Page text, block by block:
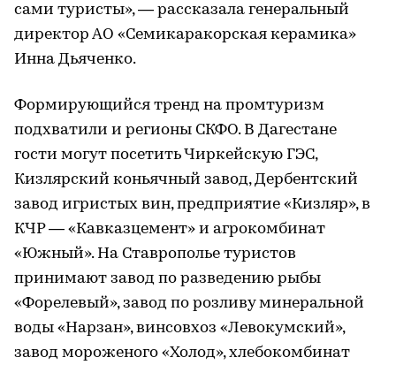
сами туристы», — рассказала генеральный
директор АО «Семикаракорская керамика»
Инна Дьяченко.
Формирующийся тренд на промтуризм
подхватили и регионы СКФО. В Дагестане
гости могут посетить Чиркейскую ГЭС,
Кизлярский коньячный завод, Дербентский
завод игристых вин, предприятие «Кизляр», в
КЧР — «Кавказцемент» и агрокомбинат
«Южный». На Ставрополье туристов
принимают завод по разведению рыбы
«Форелевый», завод по розливу минеральной
воды «Нарзан», винсовхоз «Левокумский»,
завод мороженого «Холод», хлебокомбинат